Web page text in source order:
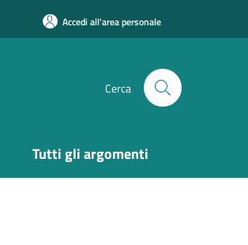
Accedi all'area personale
Cerca
Tutti gli argomenti